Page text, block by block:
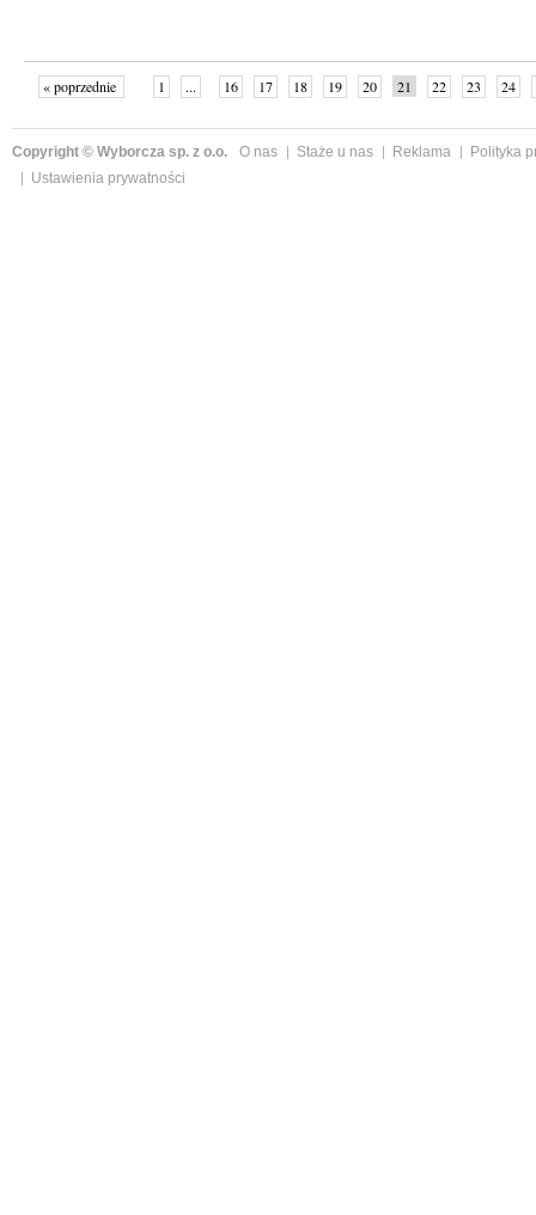
« poprzednie 1 ... 16 17 18 19 20 21 22 23 24
Copyright © Wyborcza sp. z o.o. O nas Staże u nas Reklama
Polityka
Ustawienia prywatności